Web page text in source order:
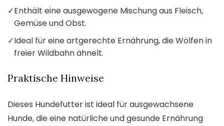
✓Enthält eine ausgewogene Mischung aus Fleisch,
Gemüse und Obst.
✓Ideal für eine artgerechte Ernährung, die Wölfen in
freier Wildbahn ähnelt.
Praktische Hinweise
Dieses Hundefutter ist ideal für ausgewachsene
Hunde, die eine natürliche und gesunde Ernährung